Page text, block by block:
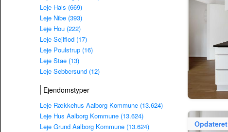
Leje Hals (669)
Leje Nibe (393)
Leje Hou (222)
Leje Sejlflod (17)
Leje Poulstrup (16)
Leje Stae (13)
Leje Sebbersund (12)
Ejendomstyper
Leje Rækkehus Aalborg Kommune (13.624)
Leje Hus Aalborg Kommune (13.624)
Leje Grund Aalborg Kommune (13.624)
Opdateret